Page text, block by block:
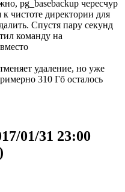
pg_basebackup чересчур
чистоте директории для
Спустя пару секунд
команду на
вместо
удаление, но уже
310 Гб осталось
01/31 23:00